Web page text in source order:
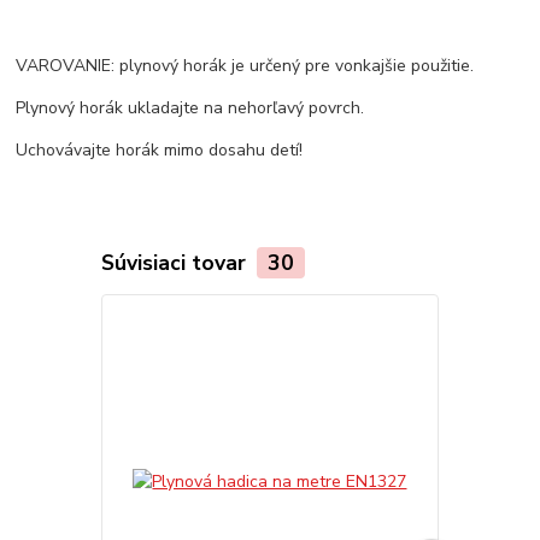
VAROVANIE: plynový horák je určený pre vonkajšie použitie.
Plynový horák ukladajte na nehorľavý povrch.
Uchovávajte horák mimo dosahu detí!
Súvisiaci tovar 30